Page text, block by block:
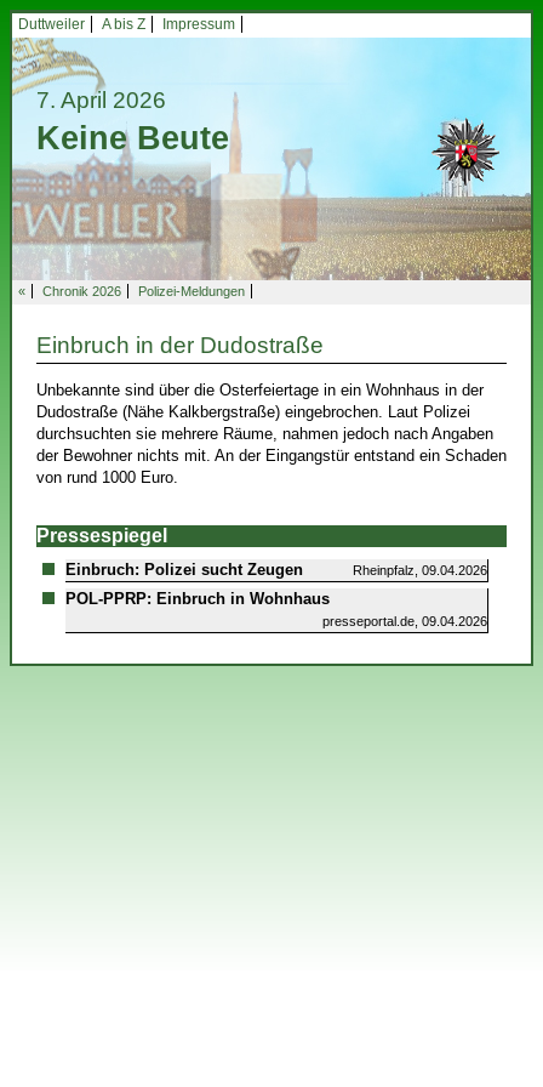
Duttweiler A bis Z Impressum
7. April 2026
Keine Beute
« Chronik 2026 Polizei-Meldungen
Einbruch in der Dudostraße
Unbekannte sind über die Osterfeiertage in ein Wohnhaus in der
Dudostraße (Nähe Kalkbergstraße) eingebrochen. Laut Polizei
durchsuchten sie mehrere Räume, nahmen jedoch nach Angaben
der Bewohner nichts mit. An der Eingangstür entstand ein Schaden
von rund 1000 Euro.
Pressespiegel
Einbruch: Polizei sucht Zeugen Rheinpfalz, 09.04.2026
POL-PPRP: Einbruch in Wohnhaus
presseportal.de, 09.04.2026